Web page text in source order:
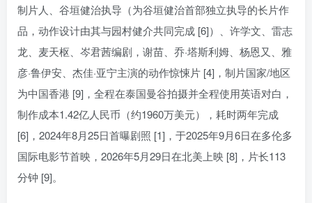
制片人、谷垣健治执导（为谷垣健治首部独立执导的长片作
品，动作设计由其与园村健介共同完成 [6]）、许学文、雷志
龙、麦天枢、岑君茜编剧，谢苗、乔·塔斯利姆、杨恩又、雅
彦·鲁伊安、杰佳·亚宁主演的动作惊悚片 [4]，制片国家/地区
为中国香港 [9]，全程在泰国曼谷拍摄并全程使用英语对白，
制作成本1.42亿人民币（约1960万美元），耗时两年完成
[6]，2024年8月25日首曝剧照 [1]，于2025年9月6日在多伦多
国际电影节首映，2026年5月29日在北美上映 [8]，片长113
分钟 [9]。